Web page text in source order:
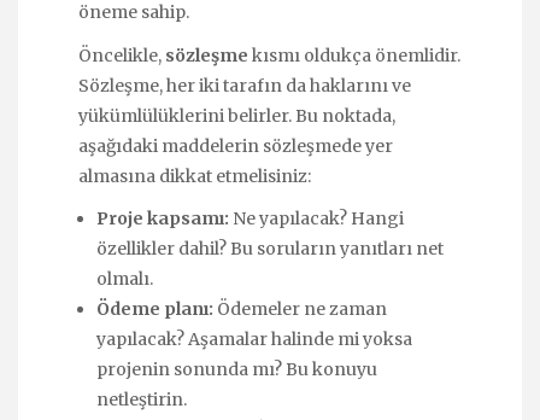
öneme sahip.
Öncelikle, sözleşme kısmı oldukça önemlidir.
Sözleşme, her iki tarafın da haklarını ve
yükümlülüklerini belirler. Bu noktada,
aşağıdaki maddelerin sözleşmede yer
almasına dikkat etmelisiniz:
Proje kapsamı: Ne yapılacak? Hangi
özellikler dahil? Bu soruların yanıtları net
olmalı.
Ödeme planı: Ödemeler ne zaman
yapılacak? Aşamalar halinde mi yoksa
projenin sonunda mı? Bu konuyu
netleştirin.